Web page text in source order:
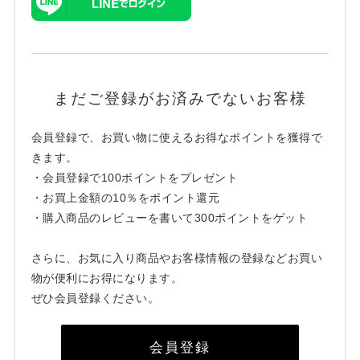
まだご登録がお済みでないお客様
会員登録で、お買い物に使えるお得なポイントを獲得で
きます。
・会員登録で100ポイントをプレゼント
・お買上金額の10％をポイント還元
・購入商品のレビューを書いて300ポイントをゲット
さらに、お気に入り商品やお客様情報の登録などお買い
物が便利にお得になります。
ぜひ会員登録ください。
会員登録